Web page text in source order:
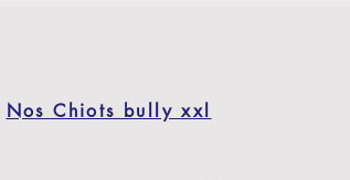
Nos Chiots bully xxl